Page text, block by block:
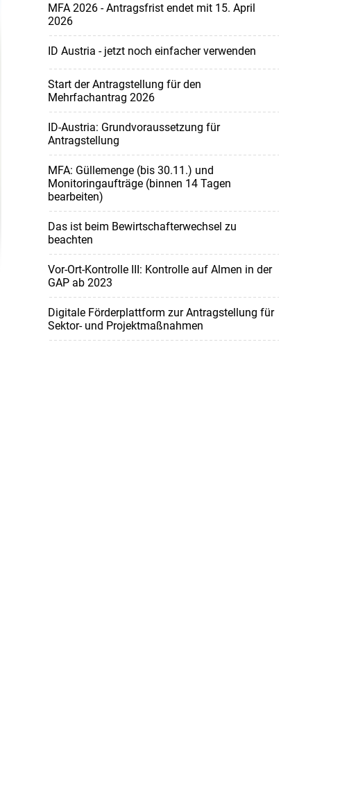
MFA 2026 - Antragsfrist endet mit 15. April
2026
ID Austria - jetzt noch einfacher verwenden
Start der Antragstellung für den
Mehrfachantrag 2026
ID-Austria: Grundvoraussetzung für
Antragstellung
MFA: Güllemenge (bis 30.11.) und
Monitoringaufträge (binnen 14 Tagen
bearbeiten)
Das ist beim Bewirtschafterwechsel zu
beachten
Vor-Ort-Kontrolle III: Kontrolle auf Almen in der
GAP ab 2023
Digitale Förderplattform zur Antragstellung für
Sektor- und Projektmaßnahmen